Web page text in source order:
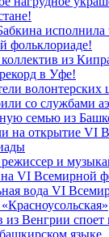
исполнила
фольклориаде!
из
в Уфе!
волонтерских
со службами
семью из
на открытие VI
и
VI Всемирной
вода VI
из Венгрии
языке